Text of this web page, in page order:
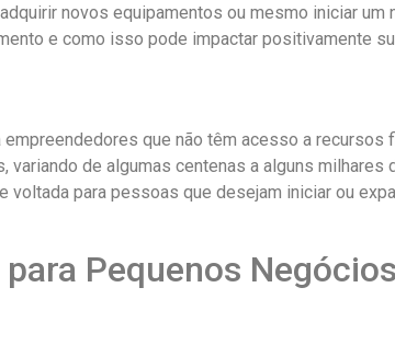
novos equipamentos ou mesmo iniciar
e como isso pode impactar positivamente
que não têm acesso a recursos
de algumas centenas a alguns
para pessoas que desejam iniciar ou
Pequenos Negócios